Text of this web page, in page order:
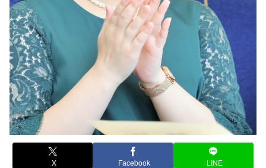
X Facebook LINE